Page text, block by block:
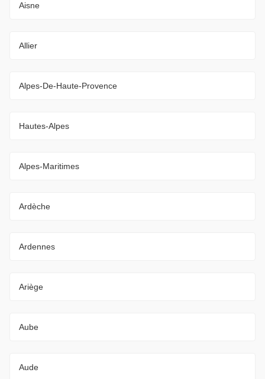
Aisne
Allier
Alpes-De-Haute-Provence
Hautes-Alpes
Alpes-Maritimes
Ardèche
Ardennes
Ariège
Aube
Aude